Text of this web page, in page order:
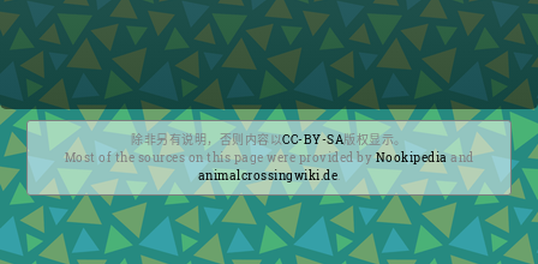
除非另有说明，否则内容以CC-BY-SA版权显示。
Most of the sources on this page were provided byNookipedia and
animalcrossingwiki.de.